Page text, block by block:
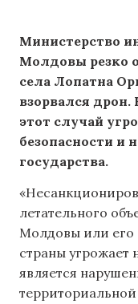
Министерство
Молдовы резко
села Лопатна
взорвался
этот случай
безопасности и
государства.
летательного
Молдовы или его
страны угрожает
является
территориальной